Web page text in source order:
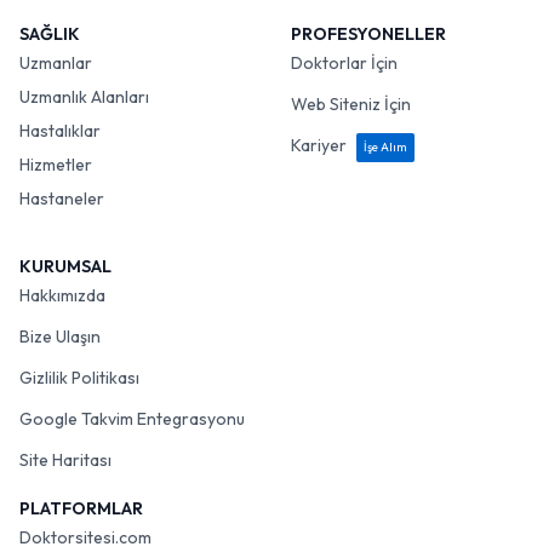
SAĞLIK
Uzmanlar
Uzmanlık Alanları
Hastalıklar
Hizmetler
Hastaneler
PROFESYONELLER
Doktorlar İçin
Web Siteniz İçin
Kariyer
İşe Alım
KURUMSAL
Hakkımızda
Bize Ulaşın
Gizlilik Politikası
Google Takvim Entegrasyonu
Site Haritası
PLATFORMLAR
Doktorsitesi.com